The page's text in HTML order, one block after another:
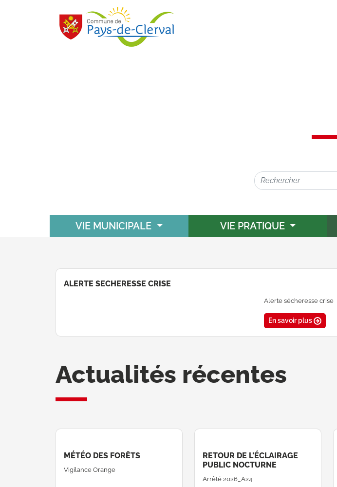
VIE MUNICIPALE VIE PRATIQUE
ALERTE SECHERESSE CRISE
Alerte sécheresse crise
En savoir plus
Actualités récentes
MÉTÉO DES FORÊTS
Vigilance Orange
RETOUR DE L'ÉCLAIRAGE
PUBLIC NOCTURNE
Arrêté 2026_A24